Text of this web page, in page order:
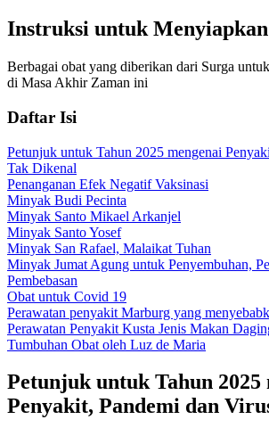
Instruksi untuk
Berbagai obat yang diberikan dari Surga
di Masa Akhir Zaman ini
Daftar Isi
Petunjuk untuk Tahun 2025 mengenai
Tak Dikenal
Penanganan Efek Negatif Vaksinasi
Minyak Budi Pecinta
Minyak Santo Mikael Arkanjel
Minyak Santo Yosef
Minyak San Rafael, Malaikat Tuhan
Minyak Jumat Agung untuk Penyembuhan,
Pembebasan
Obat untuk Covid 19
Perawatan penyakit Marburg yang
Perawatan Penyakit Kusta Jenis Makan
Tumbuhan Obat oleh Luz de Maria
Petunjuk untuk Tahun 2025
Penyakit, Pandemi dan